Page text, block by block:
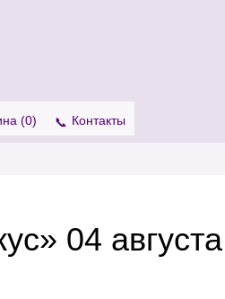
(0) Контакты
04 августа